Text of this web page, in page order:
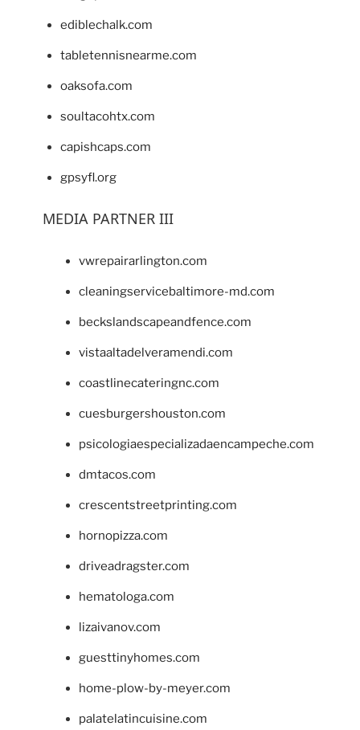
ediblechalk.com
tabletennisnearme.com
oaksofa.com
soultacohtx.com
capishcaps.com
gpsyfl.org
MEDIA PARTNER III
vwrepairarlington.com
cleaningservicebaltimore-md.com
beckslandscapeandfence.com
vistaaltadelveramendi.com
coastlinecateringnc.com
cuesburgershouston.com
psicologiaespecializadaencampeche.com
dmtacos.com
crescentstreetprinting.com
hornopizza.com
driveadragster.com
hematologa.com
lizaivanov.com
guesttinyhomes.com
home-plow-by-meyer.com
palatelatincuisine.com